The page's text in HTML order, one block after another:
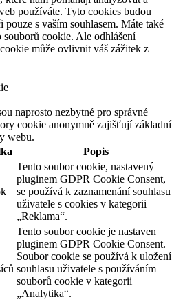
používáte. Tyto cookies budou
s vaším souhlasem. Máte také
souborů cookie. Ale odhlášení
může ovlivnit váš zážitek z
naprosto nezbytné pro správné
cookie anonymně zajišťují základní
webu.
Popis
Tento soubor cookie, nastavený
pluginem GDPR Cookie Consent,
se používá k zaznamenání souhlasu
uživatele s cookies v kategorii
„Reklama“.
Tento soubor cookie je nastaven
pluginem GDPR Cookie Consent.
Soubor cookie se používá k uložení
souhlasu uživatele s používáním
souborů cookie v kategorii
„Analytika“.